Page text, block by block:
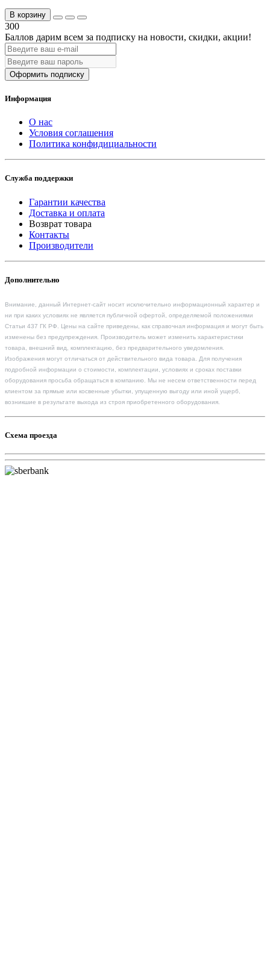
В корзину
300
Баллов дарим всем за подписку на новости, скидки, акции!
Оформить подписку
Информация
О нас
Условия соглашения
Политика конфидициальности
Служба поддержки
Гарантии качества
Доставка и оплата
Возврат товара
Контакты
Производители
Дополнительно
Внимание, данный Интернет-сайт носит исключительно информационный характер и
ни при каких условиях не является публичной офертой, определяемой положениями
Статьи 437 ГК РФ. Цены на сайте приведены, как справочная информация и могут быть
изменены без предупреждения. Производитель может изменить характеристики
товара, внешний вид, комплектацию, без предварительного уведомления.
Изображения могут отличаться от действительного вида товара. Для получения
подробной информации о стоимости, комплектации, условиях и сроках поставки
оборудования просьба обращаться в компанию. Мы не несем ответственности перед
клиентом за прямые или косвенные убытки, упущенную выгоду или иной ущерб,
возникшие в результате выхода из строя приобретенного оборудования.
Схема проезда